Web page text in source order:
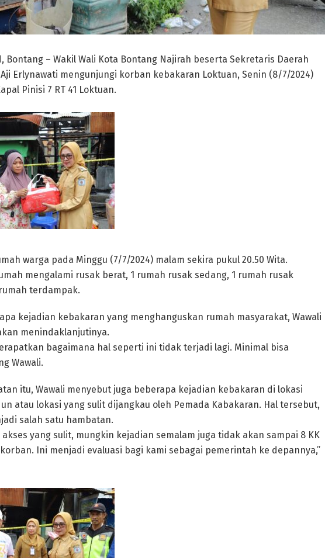
Bontang – Wakil Wali Kota Bontang Najirah beserta Sekretaris Daerah
Erlynawati mengunjungi korban kebakaran Loktuan, Senin (8/7/2024)
Pinisi 7 RT 41 Loktuan.
warga pada Minggu (7/7/2024) malam sekira pukul 20.50 Wita.
mengalami rusak berat, 1 rumah rusak sedang, 1 rumah rusak
terdampak.
kejadian kebakaran yang menghanguskan rumah masyarakat, Wawali
menindaklanjutinya.
bagaimana hal seperti ini tidak terjadi lagi. Minimal bisa
Wawali.
itu, Wawali menyebut juga beberapa kejadian kebakaran di lokasi
atau lokasi yang sulit dijangkau oleh Pemada Kabakaran. Hal tersebut,
salah satu hambatan.
akses yang sulit, mungkin kejadian semalam juga tidak akan sampai 8 KK
Ini menjadi evaluasi bagi kami sebagai pemerintah ke depannya,”